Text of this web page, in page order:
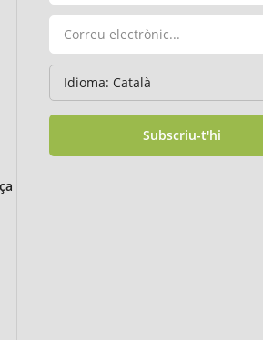
Subscriu-t'hi